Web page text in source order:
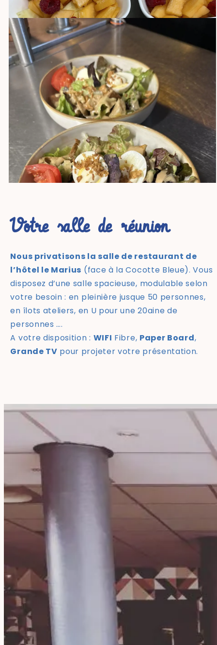
Votre salle de réunion
Nous privatisons la salle de restaurant de
l’hôtel le Marius (face à la Cocotte Bleue). Vous
disposez d’une salle spacieuse, modulable selon
votre besoin : en pleinière jusque 50 personnes,
en îlots ateliers, en U pour une 20aine de
personnes ….
A votre disposition : WIFI Fibre, Paper Board,
Grande TV pour projeter votre présentation.